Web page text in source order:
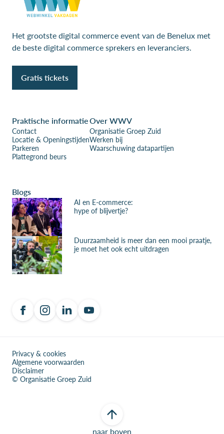
Het grootste digital commerce event van de Benelux met
de beste digital commerce sprekers en leveranciers.
Gratis tickets
Praktische informatie
Contact
Locatie & Openingstijden
Parkeren
Plattegrond beurs
Over WWV
Organisatie Groep Zuid
Werken bij
Waarschuwing datapartijen
Blogs
AI en E-commerce:
hype of blijvertje?
Duurzaamheid is meer dan een mooi praatje,
je moet het ook echt uitdragen
Privacy & cookies
Algemene voorwaarden
Disclaimer
© Organisatie Groep Zuid
naar boven